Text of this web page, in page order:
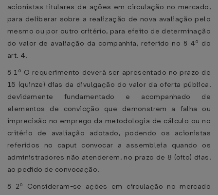
acionistas titulares de ações em circulação no mercado,
para deliberar sobre a realização de nova avaliação pelo
mesmo ou por outro critério, para efeito de determinação
do valor de avaliação da companhia, referido no § 4º do
art. 4.
§ 1º O requerimento deverá ser apresentado no prazo de
15 (quinze) dias da divulgação do valor da oferta pública,
devidamente fundamentado e acompanhado de
elementos de convicção que demonstrem a falha ou
imprecisão no emprego da metodologia de cálculo ou no
critério de avaliação adotado, podendo os acionistas
referidos no caput convocar a assembleia quando os
administradores não atenderem, no prazo de 8 (oito) dias,
ao pedido de convocação.
§ 2º Consideram-se ações em circulação no mercado